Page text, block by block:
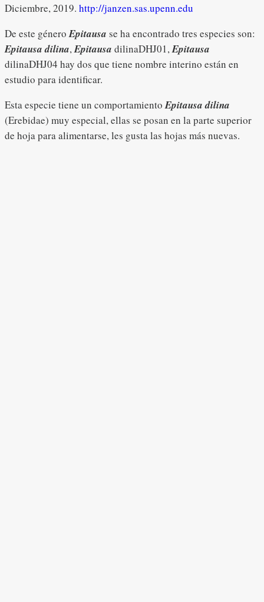
Diciembre, 2019. http://janzen.sas.upenn.edu
De este géneroEpitausa se ha encontrado tres especies son:
Epitausa dilina,Epitausa dilinaDHJ01,Epitausa
dilinaDHJ04 hay dos que tiene nombre interino están en
estudio para identificar.
Esta especie tiene un comportamientoEpitausa dilina
(Erebidae) muy especial, ellas se posan en la parte superior
de hoja para alimentarse, les gusta las hojas más nuevas.